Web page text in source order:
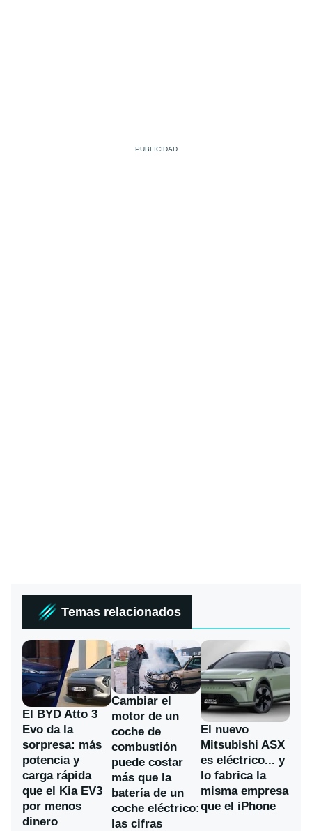
Temas relacionados
El BYD Atto 3
Evo da la
sorpresa: más
potencia y
carga rápida
que el Kia EV3
por menos
dinero
Cambiar el
motor de un
coche de
combustión
puede costar
más que la
batería de un
coche eléctrico:
las cifras
El nuevo
Mitsubishi ASX
es eléctrico... y
lo fabrica la
misma empresa
que el iPhone